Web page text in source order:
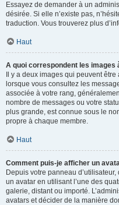
Essayez de demander à un
désirée. Si elle n’existe pas,
traduction. Vous trouverez plus
Haut
A quoi correspondent les images
Il y a deux images qui peuvent
lorsque vous consultez les
associée à votre rang,
nombre de messages ou votre
plus grande, est connue sous le
propre à chaque membre.
Haut
Comment puis-je afficher un
Depuis votre panneau
un avatar en utilisant l’une des
galerie, distant ou importé.
avatars et décider de la manière